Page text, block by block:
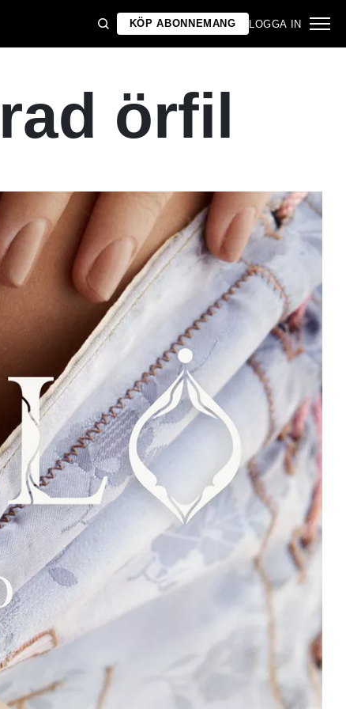
KÖP ABONNEMANG LOGGA IN
örfil